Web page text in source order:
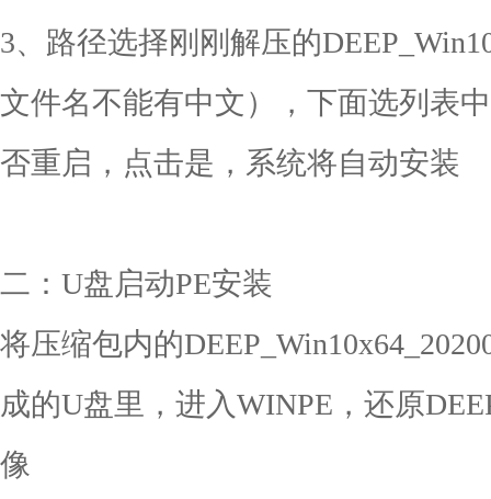
3、路径选择刚刚解压的
文件名不能有中文），下面选列表
否重启，点击是，系统将自动安装
二：U盘启动PE安装
将压缩包内的
成的U盘里，进入WINPE，还原
像